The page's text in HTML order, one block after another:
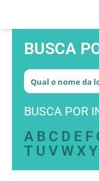
BUSCA
BUSCA POR
A B C D E F
T U V WXY